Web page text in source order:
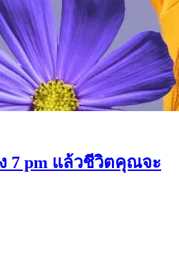
7 pm แล้วชีวิตคุณจะ